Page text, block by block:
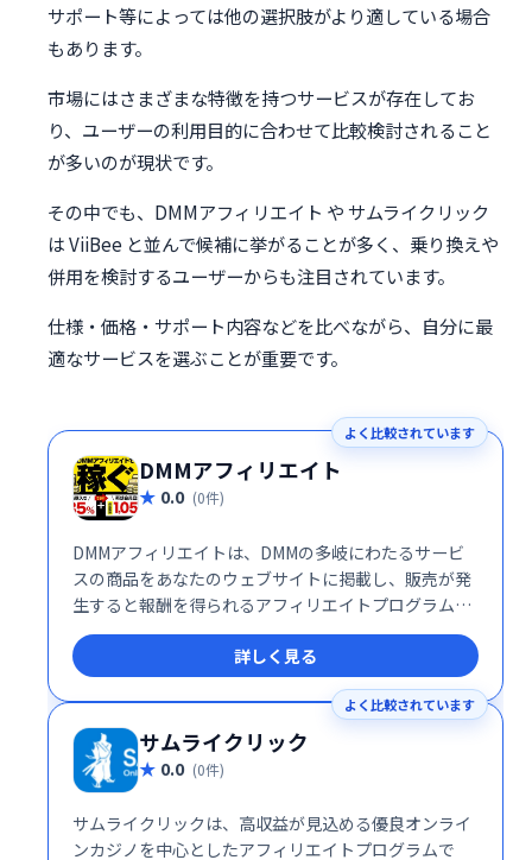
サポート等によっては他の選択肢がより適している場合
もあります。
市場にはさまざまな特徴を持つサービスが存在してお
り、ユーザーの利用目的に合わせて比較検討されること
が多いのが現状です。
その中でも、DMMアフィリエイト や サムライクリック
は ViiBee と並んで候補に挙がることが多く、乗り換えや
併用を検討するユーザーからも注目されています。
仕様・価格・サポート内容などを比べながら、自分に最
適なサービスを選ぶことが重要です。
よく比較されています
DMMアフィリエイト
0.0 (0件)
DMMアフィリエイトは、DMMの多岐にわたるサービ
スの商品をあなたのウェブサイトに掲載し、販売が発
生すると報酬を得られるアフィリエイトプログラムで
す。簡単に始められる上、DMMの幅広い商品ラインア
ップを活かして効率的な収益化が可能です。
詳しく見る
よく比較されています
サムライクリック
0.0 (0件)
サムライクリックは、高収益が見込める優良オンライ
ンカジノを中心としたアフィリエイトプログラムで